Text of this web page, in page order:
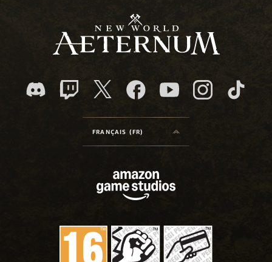
FRANÇAIS (FR)